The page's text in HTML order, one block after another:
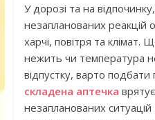
У дорозі та на
незапланованих реакцій
харчі, повітря та клімат.
нежить чи температура
відпустку, варто подбати
складена аптечка
незапланованих ситуацій